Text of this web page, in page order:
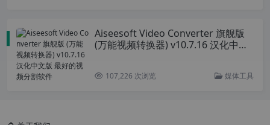
Aiseesoft Video Converter 旗舰版
(万能视频转换器) v10.7.16 汉化中文
107,226 次浏览 媒体工具